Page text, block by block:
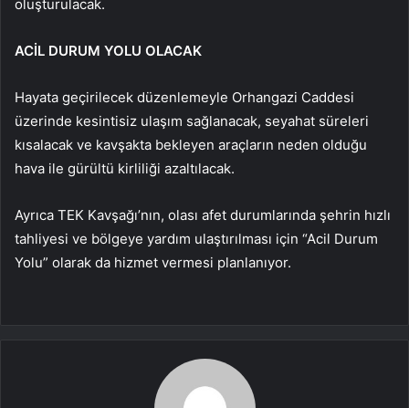
oluşturulacak.
ACİL DURUM YOLU OLACAK
Hayata geçirilecek düzenlemeyle Orhangazi Caddesi
üzerinde kesintisiz ulaşım sağlanacak, seyahat süreleri
kısalacak ve kavşakta bekleyen araçların neden olduğu
hava ile gürültü kirliliği azaltılacak.
Ayrıca TEK Kavşağı’nın, olası afet durumlarında şehrin hızlı
tahliyesi ve bölgeye yardım ulaştırılması için “Acil Durum
Yolu” olarak da hizmet vermesi planlanıyor.